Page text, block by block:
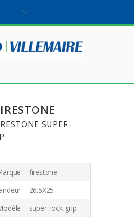
SUPER-
firestone
26.5X25
super-rock-grip